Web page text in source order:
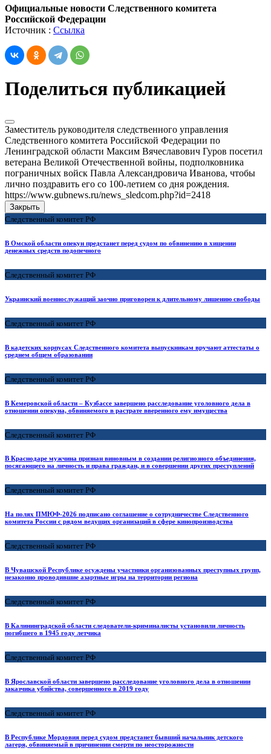
Официальные новости Следственного комитета
Российской Федерации
Источник : Ссылка
Поделиться публикацией
Заместитель руководителя следственного управления
Следственного комитета Российской Федерации по
Ленинградской области Максим Вячеславович Гуров посетил
ветерана Великой Отечественной войны, подполковника
пограничных войск Павла Александровича Иванова, чтобы
лично поздравить его со 100-летием со дня рождения.
https://www.gubnews.ru/news_sledcom.php?id=2418
Закрыть
Следственный комитет РФ
В Омской области опекун предстанет перед судом по обвинению в хищении
денежных средств подопечного
Следственный комитет РФ
Украинский военнослужащий заочно приговорен к длительному лишению свободы
Следственный комитет РФ
В кадетских корпусах Следственного комитета выпускникам вручают аттестаты о
среднем общем образовании
Следственный комитет РФ
В Кемеровской области – Кузбассе завершено расследование уголовного дела в
отношении опекуна, обвиняемого в растрате вверенного ему имущества
Следственный комитет РФ
В Краснодаре мужчина признан виновным в создании религиозного объединения,
посягающего на личность и права граждан, и в совершении других преступлений
Следственный комитет РФ
На полях ПМЮФ-2026 подписано соглашение о сотрудничестве Следственного
комитета России с рядом ведущих организаций в сфере кинопроизводства
Следственный комитет РФ
В Чувашской Республике осуждены участники организованных преступных групп,
незаконно проводившие азартные игры на территории региона
Следственный комитет РФ
В Калининградской области следователи-криминалисты установили личность
погибшего в 1945 году летчика
Следственный комитет РФ
В Ярославской области завершено расследование уголовного дела в отношении
заказчика убийства, совершенного в 2019 году
Следственный комитет РФ
В Республике Мордовия перед судом предстанет бывший начальник детского
лагеря, обвиняемый в причинении смерти по неосторожности